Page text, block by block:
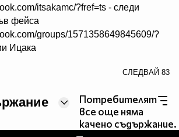
itsakamc/?fref=ts - следи
фейса
groups/1571358649845609/?
Ицака
channel/
itsaka84/datqamr62xdr - слушай и
СЛЕДВАЙ 83
Потребителят
все още няма
качено съдържание.